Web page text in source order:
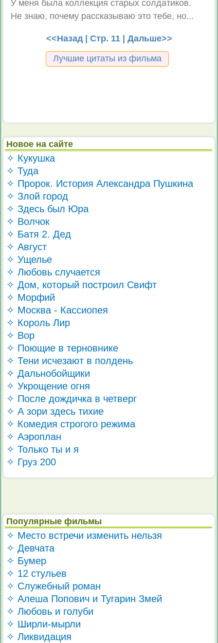
У меня была коллекция старых солдатиков.
Не знаю, почему рассказываю это тебе, но...
<<Назад| Стр. 11 | Дальше>>
Лучшие цитаты из фильма
Новое на сайте
✧ Кукушка
✧ Туда
✧ Пророк. История Александра Пушкина
✧ Злой город
✧ Здесь был Юра
✧ Волчок
✧ Батя 2. Дед
✧ Август
✧ Ущелье
✧ Любовь случается
✧ Дом, который построил Свифт
✧ Морфий
✧ Москва - Кассиопея
✧ Король Лир
✧ Вор
✧ Поющие в терновнике
✧ Тени исчезают в полдень
✧ Дальнобойщики
✧ Укрощение огня
✧ После дождичка в четверг
✧ А зори здесь тихие
✧ Комедия строгого режима
✧ Аэроплан
✧ Только ты и я
✧ Груз 200
Популярные фильмы
✧ Место встречи изменить нельзя
✧ Девчата
✧ Бумер
✧ 12 стульев
✧ Служебный роман
✧ Алеша Попович и Тугарин Змей
✧ Любовь и голуби
✧ Ширли-мырли
✧ Ликвидация